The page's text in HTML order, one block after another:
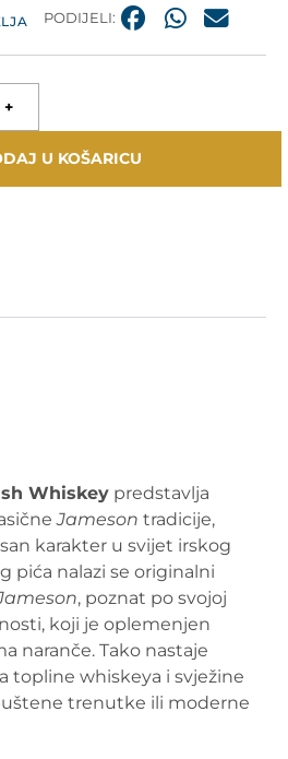
PODIJELI:
+
U KOŠARICU
Whiskey predstavlja
Jameson tradicije,
karakter u svijet irskog
pića nalazi se originalni
, poznat po svojoj
koji je oplemenjen
naranče. Tako nastaje
topline whiskeya i svježine
trenutke ili moderne